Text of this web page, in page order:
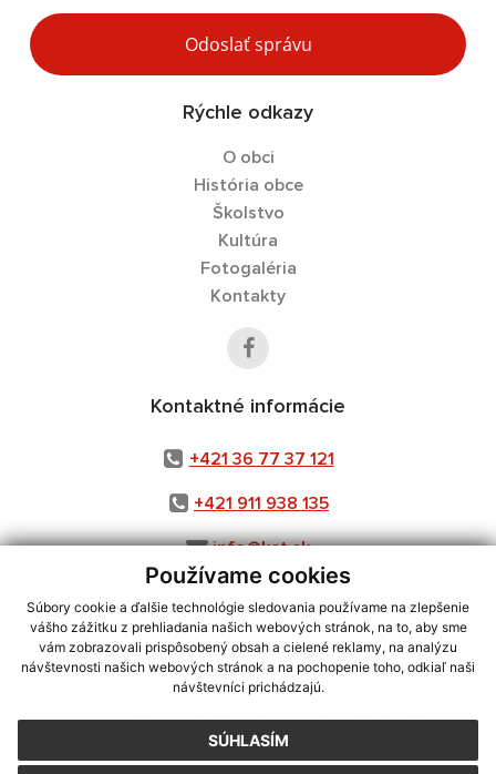
Používame cookies
Súbory cookie a ďalšie technológie sledovania používame na zlepšenie
vášho zážitku z prehliadania našich webových stránok, na to, aby sme
vám zobrazovali prispôsobený obsah a cielené reklamy, na analýzu
návštevnosti našich webových stránok a na pochopenie toho, odkiaľ naši
návštevníci prichádzajú.
SÚHLASÍM
Odoslať správu
Rýchle odkazy
O obci
História obce
Školstvo
Kultúra
Fotogaléria
Kontakty
Kontaktné informácie
+421 36 77 37 121
+421 911 938 135
info@ket.sk
využite možnosť získavania aktuálnych informácií s využitím RSS
CMS systém (redakčný) systém ECHELON 2,Mapa stránok,web portál
webex.digital, s.r.o.,domény,registrácia domény
Posledná aktualizácia:06.08.2026